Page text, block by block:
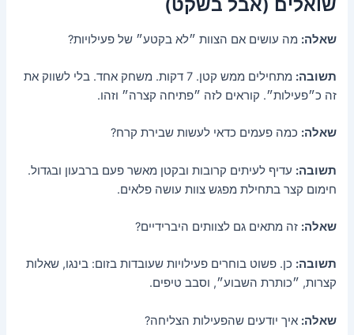
שואלים (אבל בשקט)
שאלה: מה עושים אם הצוות ״לא בקטע״ של פעילויות?
תשובה:
מתחילים ממש קטן. 7 דקות. משחק אחד. בלי לשווק את
זה כ״פעילות״. קוראים לזה ״פתיחה קצרה״ וזהו.
שאלה: כמה פעמים כדאי לעשות שבירת קרח?
תשובה: עדיף לעיתים קרובות ובקטן מאשר פעם ברבעון ובגדול.
חימום קצר בתחילת מפגש צוות עושה פלאים.
שאלה: זה מתאים גם לצוותים היברידיים?
תשובה: כן. פשוט בוחרים פעילויות שעובדות בזום: בינגו, שאלות
קצרות, ״כותרת השבוע״, וסבב טיפים.
שאלה: איך יודעים שהפעילות הצליחה?